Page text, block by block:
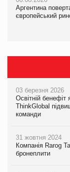
Аргентина
європейський
Аргентина
європейський
Аргентина
європейський
03 березня 2026
Освітній бенефіт
ThinkGlobal
команди
31 жовтня 2024
Компанія Rarog
бронеплити